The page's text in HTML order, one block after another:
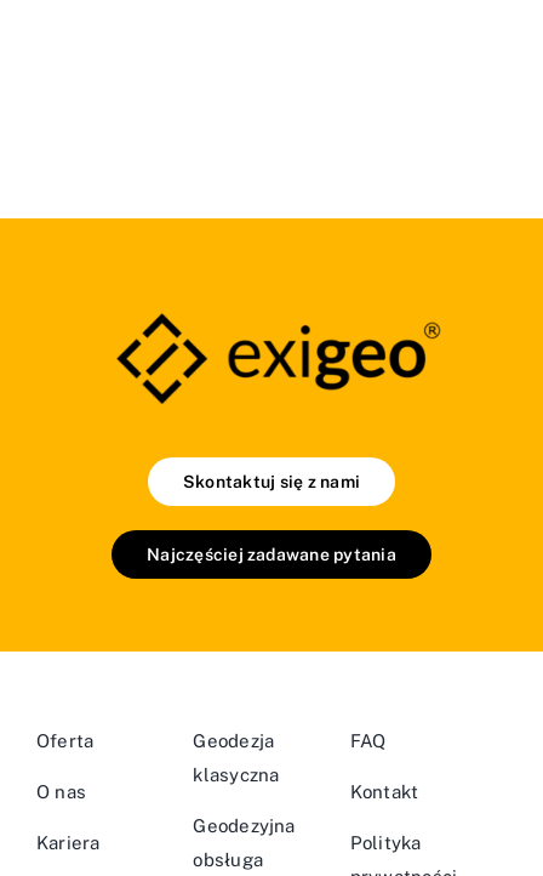
Skontaktuj się z nami
Najczęściej zadawane pytania
Oferta
O nas
Kariera
Geodezja
klasyczna
Geodezyjna
obsługa
FAQ
Kontakt
Polityka